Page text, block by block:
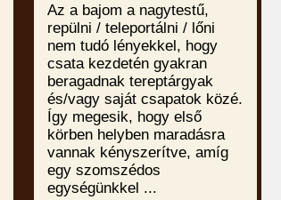
Az a bajom a nagytestű,
repülni / teleportálni / lőni
nem tudó lényekkel, hogy
csata kezdetén gyakran
beragadnak tereptárgyak
és/vagy saját csapatok közé.
Így megesik, hogy első
körben helyben maradásra
vannak kényszerítve, amíg
egy szomszédos
egységünkkel ...